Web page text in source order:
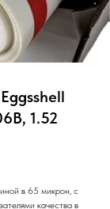
1.52
в 65 микрон, с
качества в